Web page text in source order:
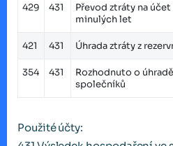
429 431
Převod ztráty na
minulých let
421 431 Úhrada ztráty z
354 431
Rozhodnuto o
společníků
Použité účty: